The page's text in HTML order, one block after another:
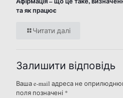
та як працює
Читати далі
Залишити відповідь
Ваша e-mail адреса не
поля позначені *